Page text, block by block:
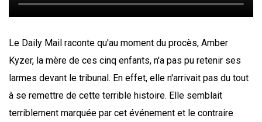
Le Daily Mail raconte qu'au moment du procès, Amber
Kyzer, la mère de ces cinq enfants, n'a pas pu retenir ses
larmes devant le tribunal. En effet, elle n'arrivait pas du tout
à se remettre de cette terrible histoire. Elle semblait
terriblement marquée par cet événement et le contraire